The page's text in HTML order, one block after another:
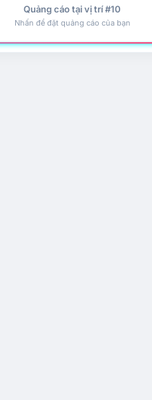
Quảng cáo tại vị trí #10
Nhấn để đặt quảng cáo của bạn